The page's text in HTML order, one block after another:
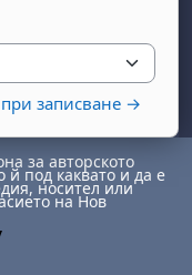
записване →
за авторското
й под каквато и да е
носител или
на Нов